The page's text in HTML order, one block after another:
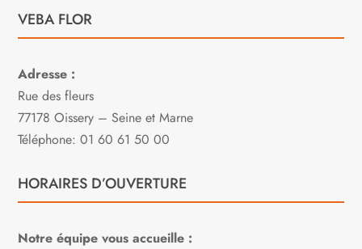
VEBA FLOR
Adresse :
Rue des fleurs
77178 Oissery – Seine et Marne
Téléphone: 01 60 61 50 00
HORAIRES D’OUVERTURE
Notre équipe vous accueille :